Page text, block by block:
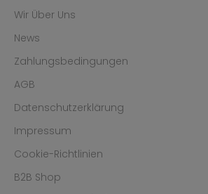
Wir Über Uns
News
Zahlungsbedingungen
AGB
Datenschutzerklärung
Impressum
Cookie-Richtlinien
B2B Shop